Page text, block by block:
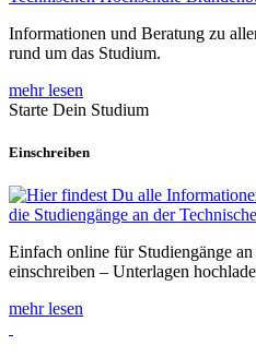
Informationen und Beratung zu
rund um das Studium.
mehr lesen
Starte Dein Studium
Einschreiben
Einfach online für Studiengänge
einschreiben – Unterlagen
mehr lesen